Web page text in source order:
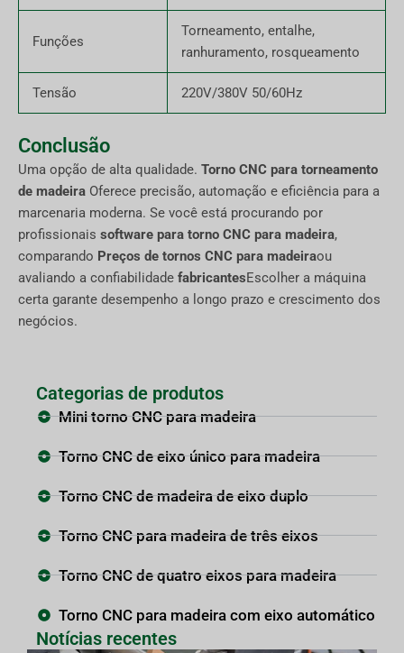
Funções
Torneamento, entalhe,
ranhuramento, rosqueamento
Tensão 220V/380V 50/60Hz
Conclusão
Uma opção de alta qualidade. Torno CNC para torneamento
de madeira Oferece precisão, automação e eficiência para a
marcenaria moderna. Se você está procurando por
profissionais software para torno CNC para madeira,
comparando Preços de tornos CNC para madeiraou
avaliando a confiabilidade fabricantesEscolher a máquina
certa garante desempenho a longo prazo e crescimento dos
negócios.
Categorias de produtos
Mini torno CNC para madeira
Torno CNC de eixo único para madeira
Torno CNC de madeira de eixo duplo
Torno CNC para madeira de três eixos
Torno CNC de quatro eixos para madeira
Torno CNC para madeira com eixo automático
Notícias recentes